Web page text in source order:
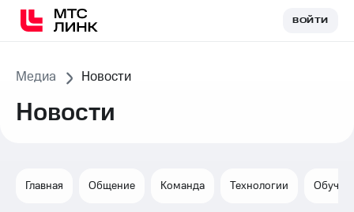
ВОЙТИВОЙТИ
Медиа Новости
Новости
Главная Общение Команда Технологии